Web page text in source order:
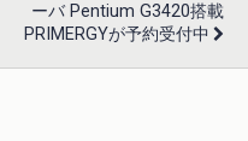
ーバ Pentium G3420搭載
PRIMERGYが予約受付中